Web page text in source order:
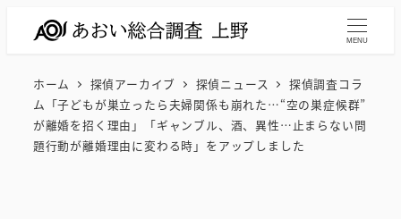
MENU
ホーム 探偵アーカイブ 探偵ニュース
探偵調査コラ
ム「子どもが巣立ったら夫婦関係も崩れた…“空の巣症候群”
が離婚を招く理由」「ギャンブル、酒、異性…止まらない問
題行動が離婚理由に変わる時」をアップしました